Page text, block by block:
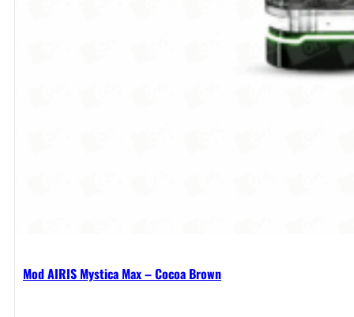
Mod AIRIS Mystica Max – Cocoa Brown